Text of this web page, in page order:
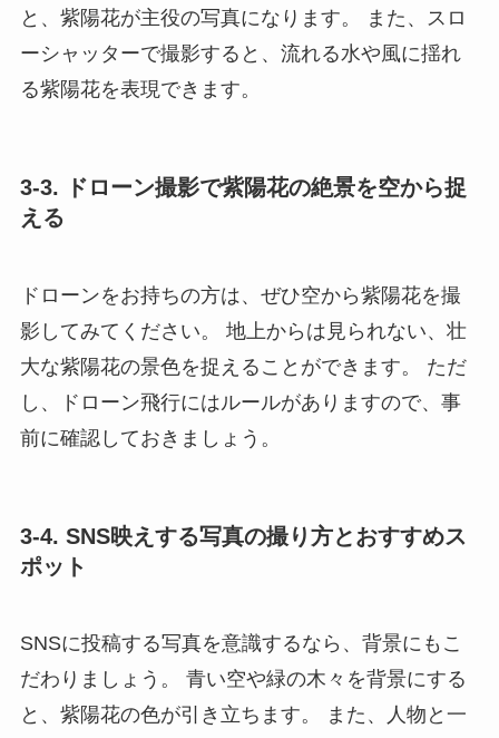
と、紫陽花が主役の写真になります。 また、スロ
ーシャッターで撮影すると、流れる水や風に揺れ
る紫陽花を表現できます。
3-3. ドローン撮影で紫陽花の絶景を空から捉
える
ドローンをお持ちの方は、ぜひ空から紫陽花を撮
影してみてください。 地上からは見られない、壮
大な紫陽花の景色を捉えることができます。 ただ
し、ドローン飛行にはルールがありますので、事
前に確認しておきましょう。
3-4. SNS映えする写真の撮り方とおすすめス
ポット
SNSに投稿する写真を意識するなら、背景にもこ
だわりましょう。 青い空や緑の木々を背景にする
と、紫陽花の色が引き立ちます。 また、人物と一